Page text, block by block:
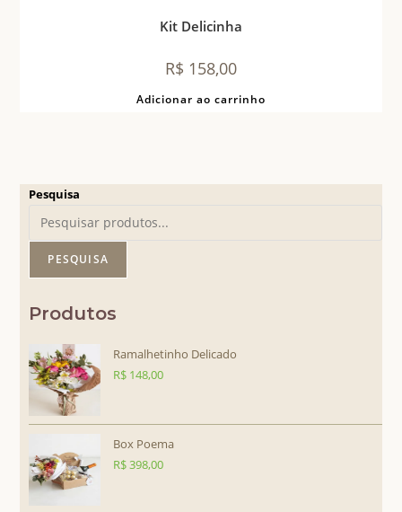
Kit Delicinha
R$ 158,00
Adicionar ao carrinho
Pesquisa
PESQUISA
Produtos
Ramalhetinho Delicado
R$ 148,00
Box Poema
R$398,00